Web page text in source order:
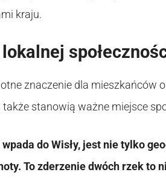
kraju.
znaczenie dla mieszkańców
stanowią ważne miejsce
do Wisły, jest nie tylko
To zderzenie dwóch rzek to